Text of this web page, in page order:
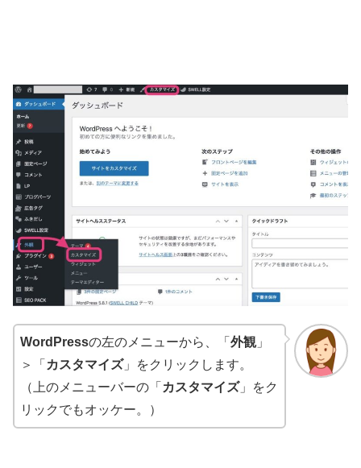
WordPressの左のメニューから、「 外観」
＞「 カスタマイズ」をクリックします。
（上のメニューバーの「 カスタマイズ」をク
リックでもオッケー。）